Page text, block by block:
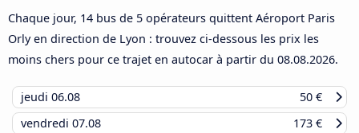
Chaque jour, 14 bus de 5 opérateurs quittent Aéroport Paris
Orly en direction de Lyon : trouvez ci-dessous les prix les
moins chers pour ce trajet en autocar à partir du 08.08.2026.
jeudi 06.08
50 €
vendredi 07.08
173 €